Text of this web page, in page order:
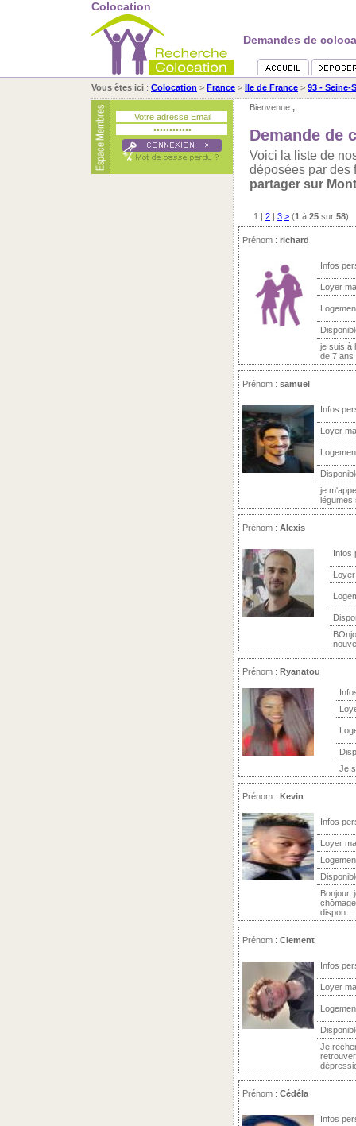
Colocation
Demandes de
Vous êtes ici : Colocation > France > Ile de France > 93 - Seine-
Bienvenue ,
Demande de
Voici la liste de
déposées par des
partager sur
1 | 2 | 3 > (1 à 25 sur 58)
Prénom : richard
Infos
Loyer
je suis à
de 7 ans
Prénom : samuel
Infos
Loyer
je
légumes
Prénom : Alexis
Infos
Prénom : Ryanatou
Je
Prénom : Kevin
Infos
Loyer
Bonjour,
dispon
Prénom : Clement
Infos
Loyer
Je
Prénom : Cédéla
Infos